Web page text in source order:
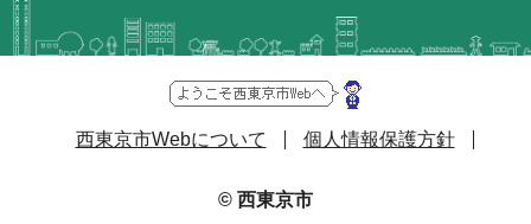
西東京市Webについて 個人情報保護方針
© 西東京市